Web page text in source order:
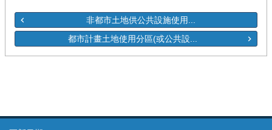
​ 非都市土地供公共設施使用...
都市計畫土地使用分區(或公共設...